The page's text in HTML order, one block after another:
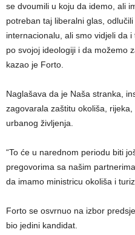
se dvoumili u koju da idemo, ali
potreban taj liberalni glas,
internacionalu, ali smo vidjeli da
po svojoj ideologiji i da možemo
kazao je Forto.
Naglašava da je Naša stranka,
zagovarala zaštitu okoliša,
urbanog življenja.
“To će u narednom periodu biti
pregovorima sa našim
da imamo ministricu okoliša i
Forto se osvrnuo na izbor
bio jedini kandidat.